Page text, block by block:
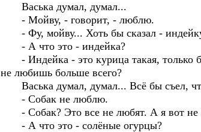
Васька думал, думал...
- Мойву, - говорит, - люблю.
- Фу, мойву... Хоть бы сказал -
- А что это - индейка?
- Индейка - это курица такая, только
не любишь больше всего?
Васька думал, думал... Всё бы съел,
- Собак не люблю.
- Собак? Это все не любят. А я вот не
- А что это - солёные огурцы?